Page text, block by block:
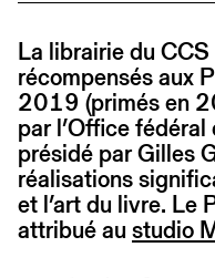
La librairie du
récompensés aux
2019 (primés en
par l’Office
présidé par Gilles
réalisations
et l’art du livre. Le
attribué au studio